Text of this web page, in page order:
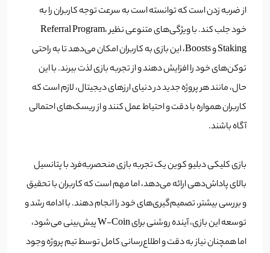
از ضربه زدن است که توانسته است به سرعت توجه کاربران را به
خود جلب کند. با ویژگی‌های متنوعی نظیر Referral Program،
Staking و Boosts، این بازی به کاربران امکان می‌دهد تا به راحتی
توکن‌های خود را افزایش دهند و از تجربه بازی لذت ببرند. با این
حال، مانند هر پروژه جدید در دنیای ارزهای دیجیتال، لازم است که
کاربران همواره با دقت و احتیاط عمل کنند و از ریسک‌های احتمالی
آگاه باشند.
بازی کلیکی دبلیو کوین یک تجربه بازی منحصربه‌فرد با پتانسیل
بالای پاداش‌دهی ارائه می‌دهد، اما مهم است که کاربران با تحقیق
و بررسی بیشتر، تصمیم‌گیری‌های خود را انجام دهند‌. با ادامه رشد و
توسعه این بازی، آینده روشنی برای W-Coin پیش‌بینی می‌شود،
اما همچنان نیاز به دقت و اطلاع‌رسانی کامل توسط تیم پروژه وجود